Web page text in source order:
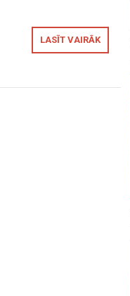
LASĪT VAIRĀK